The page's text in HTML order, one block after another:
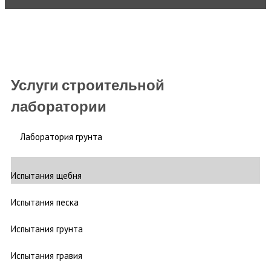
Услуги строительной
лаборатории
Лаборатория грунта
Испытания щебня
Испытания песка
Испытания грунта
Испытания гравия